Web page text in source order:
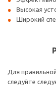
Высокая
Широкий
Для
следуйте